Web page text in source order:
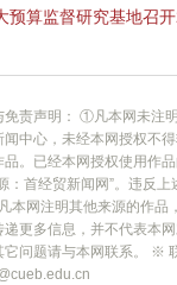
预算监督研究基地召
责声明： ①凡本网未注
闻中心，未经本网授权不
。已经本网授权使用作
：首经贸新闻网”。违反
本网注明其他来源的作品
递更多信息，并不代表本
它问题请与本网联系。 ※